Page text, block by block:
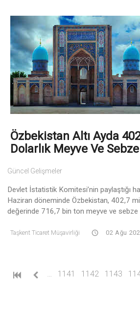
Özbekistan Altı Ayda
Dolarlık Meyve Ve
Güncel Gelişmeler
Devlet İstatistik Komitesi’nin paylaştığı
Haziran döneminde Özbekistan, 402,7
değerinde 716,7 bin ton meyve ve sebze ...
Taşkent Ticaret Müşavirliği 02 Ağu
1141 1142 1143